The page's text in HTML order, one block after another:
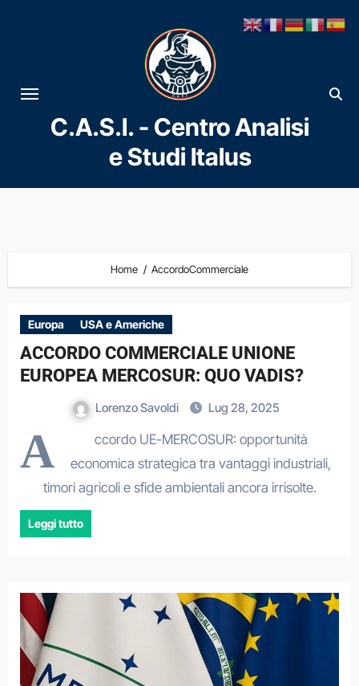
al
contenuto
C.A.S.I. - Centro Analisi
e Studi Italus
Home AccordoCommerciale
Europa USA e Americhe
ACCORDO COMMERCIALE UNIONE
EUROPEA MERCOSUR: QUO VADIS?
Lorenzo Savoldi Lug 28, 2025
A
ccordo UE-MERCOSUR: opportunità
economica strategica tra vantaggi industriali,
timori agricoli e sfide ambientali ancora irrisolte.
Leggi tutto